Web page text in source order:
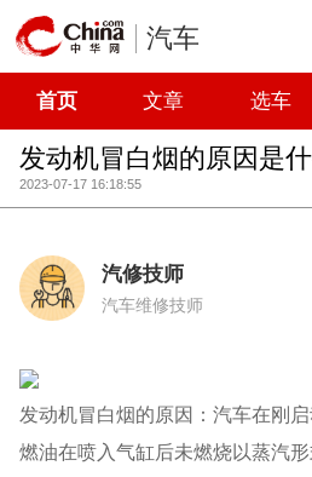
汽车
首页 文章 选车
发动机冒白烟的原因是什
2023-07-17 16:18:55
汽修技师
汽车维修技师
发动机冒白烟的原因：汽车在刚
燃油在喷入气缸后未燃烧以蒸汽